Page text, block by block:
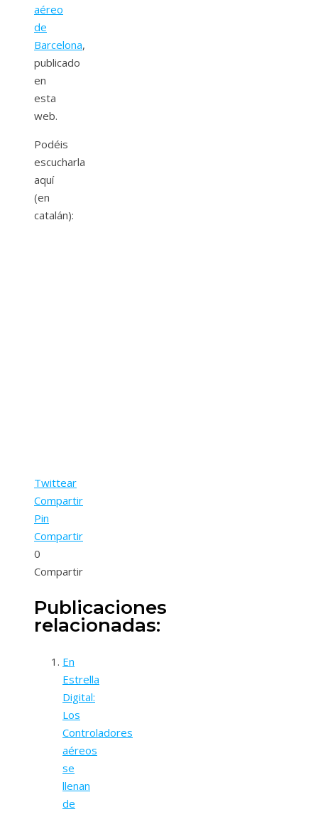
aéreo
de
Barcelona,
publicado
en
esta
web.
Podéis
escucharla
aquí
(en
catalán):
Twittear
Compartir
Pin
Compartir
0
Compartir
Publicaciones
relacionadas:
En
Estrella
Digital:
Los
Controladores
aéreos
se
llenan
de